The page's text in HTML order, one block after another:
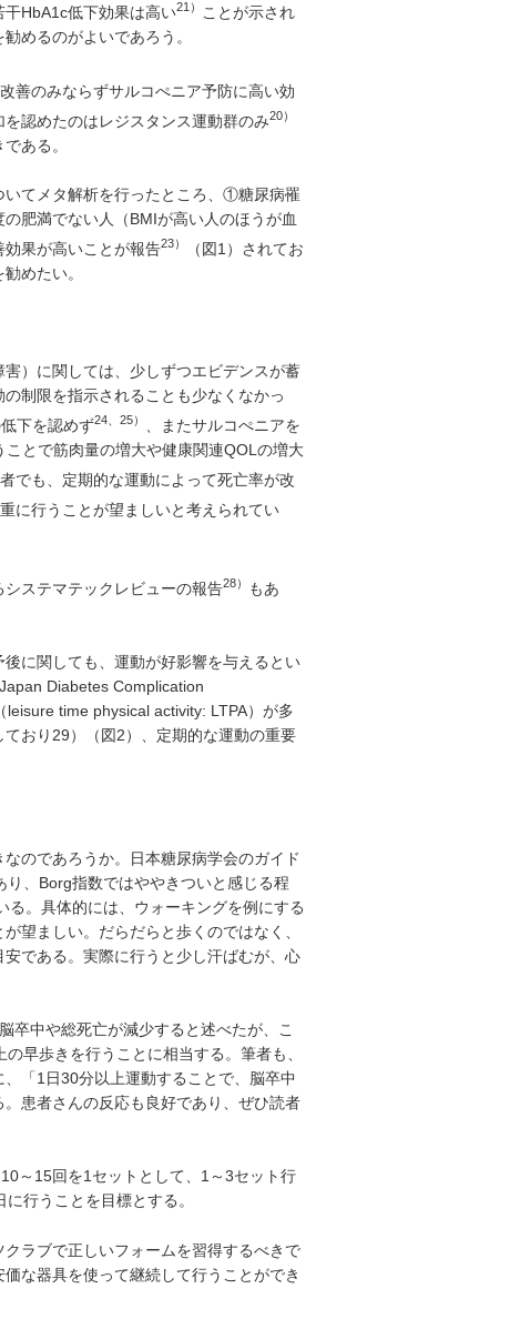
HbA1c低下効果は高い21）
ことが示され
めるのがよいであろう。
善のみならずサルコぺニア予防に高い効
認めたのはレジスタンス運動群のみ20）
ある。
いてメタ解析を行ったところ、①糖尿病罹
肥満でない人（BMIが高い人のほうが血
果が高いことが報告23）
（図1）されてお
めたい。
）に関しては、少しずつエビデンスが蓄
制限を指示されることも少なくなかっ
下を認めず24、25）
、またサルコぺニアを
とで筋肉量の増大や健康関連QOLの増大
でも、定期的な運動によって死亡率が改
に行うことが望ましいと考えられてい
ステマテックレビューの報告28）
もあ
に関しても、運動が好影響を与えるとい
Diabetes Complication
time physical activity: LTPA）が多
おり29）（図2）、定期的な運動の重要
のであろうか。日本糖尿病学会のガイド
、Borg指数ではややきついと感じる程
。具体的には、ウォーキングを例にする
望ましい。だらだらと歩くのではなく、
である。実際に行うと少し汗ばむが、心
卒中や総死亡が減少すると述べたが、こ
早歩きを行うことに相当する。筆者も、
「1日30分以上運動することで、脳卒中
患者さんの反応も良好であり、ぜひ読者
～15回を1セットとして、1～3セット行
行うことを目標とする。
ラブで正しいフォームを習得するべきで
な器具を使って継続して行うことができ